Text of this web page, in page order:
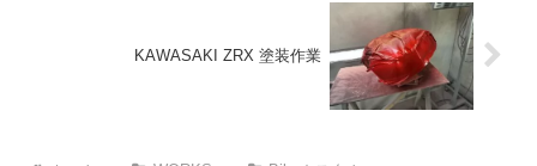
KAWASAKI ZRX 塗装作業